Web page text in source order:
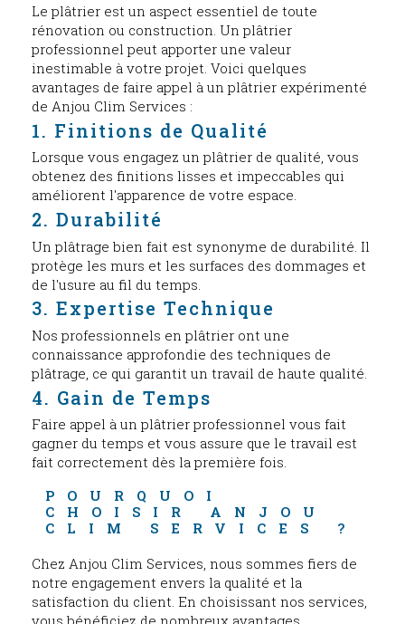
Le plâtrier est un aspect essentiel de toute
rénovation ou construction. Un plâtrier
professionnel peut apporter une valeur
inestimable à votre projet. Voici quelques
avantages de faire appel à un plâtrier expérimenté
de Anjou Clim Services :
1. Finitions de Qualité
Lorsque vous engagez un plâtrier de qualité, vous
obtenez des finitions lisses et impeccables qui
améliorent l'apparence de votre espace.
2. Durabilité
Un plâtrage bien fait est synonyme de durabilité. Il
protège les murs et les surfaces des dommages et
de l'usure au fil du temps.
3. Expertise Technique
Nos professionnels en plâtrier ont une
connaissance approfondie des techniques de
plâtrage, ce qui garantit un travail de haute qualité.
4. Gain de Temps
Faire appel à un plâtrier professionnel vous fait
gagner du temps et vous assure que le travail est
fait correctement dès la première fois.
POURQUOI
CHOISIR ANJOU
CLIM SERVICES ?
Chez Anjou Clim Services, nous sommes fiers de
notre engagement envers la qualité et la
satisfaction du client. En choisissant nos services,
vous bénéficiez de nombreux avantages,